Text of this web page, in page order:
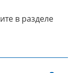
в разделе